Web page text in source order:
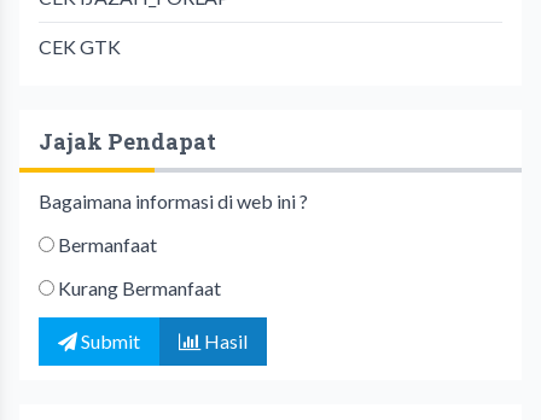
CEK GTK
Jajak Pendapat
Bagaimana informasi di web ini ?
Bermanfaat
Kurang Bermanfaat
Submit Hasil